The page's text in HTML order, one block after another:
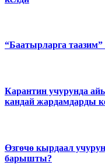
“Баатырларга
Карантин учурунда
кандай жардамдарды
Өзгөчө кырдаал
барышты?